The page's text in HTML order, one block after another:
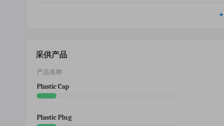
+
采供产品
产品名称
Plastic Cap
Plastic Plug